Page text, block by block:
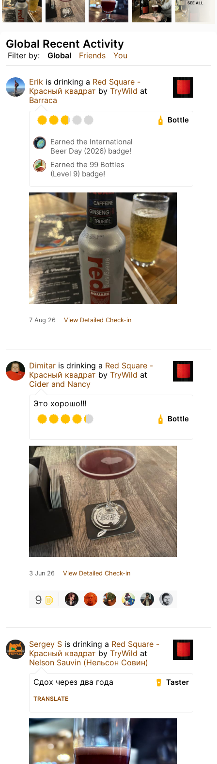
SEE ALL
Filter by: Global Friends You
Global Recent Activity
Erik is drinking a Red Square -
Красный квадрат by TryWild at
Barraca
Bottle
Earned the International
Beer Day (2026) badge!
Earned the 99 Bottles
(Level 9) badge!
7 Aug 26 View Detailed Check-in
Dimitar is drinking a Red Square -
Красный квадрат by TryWild at
Cider and Nancy
Это хорошо!!!
Bottle
3 Jun 26 View Detailed Check-in
9
Sergey S is drinking a Red Square -
Красный квадрат by TryWild at
Nelson Sauvin (Нельсон Совин)
Taster
Сдох через два года
TRANSLATE